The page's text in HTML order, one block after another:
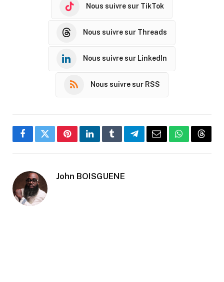
Nous suivre sur TikTok
Nous suivre sur Threads
Nous suivre sur LinkedIn
Nous suivre sur RSS
FacebookTwitterPinterestLinkedInTumblrTelegramEmailWhatsApp
John BOISGUENE